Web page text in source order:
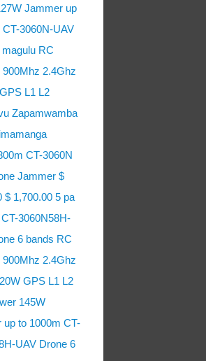
Jammer up
3060N-UAV
RC
2.4Ghz
L1 L2
Zapamwamba
CT-3060N
Jammer $
$ 1,700.00 5 pa
3060N58H-
6 bands RC
2.4Ghz
GPS L1 L2
145W
up to 1000m CT-
UAV Drone 6